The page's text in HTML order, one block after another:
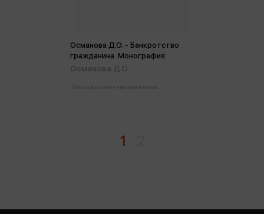
Османова Д.О. - Банкротство
гражданина. Монография
Османова Д.О.
1